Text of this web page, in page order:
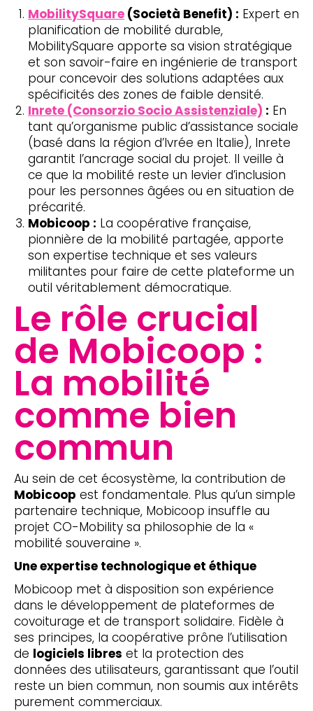
MobilitySquare (Società Benefit) : Expert en
planification de mobilité durable,
MobilitySquare apporte sa vision stratégique
et son savoir-faire en ingénierie de transport
pour concevoir des solutions adaptées aux
spécificités des zones de faible densité.
Inrete (Consorzio Socio Assistenziale) : En
tant qu’organisme public d’assistance sociale
(basé dans la région d’Ivrée en Italie), Inrete
garantit l’ancrage social du projet. Il veille à
ce que la mobilité reste un levier d’inclusion
pour les personnes âgées ou en situation de
précarité.
Mobicoop : La coopérative française,
pionnière de la mobilité partagée, apporte
son expertise technique et ses valeurs
militantes pour faire de cette plateforme un
outil véritablement démocratique.
Le rôle crucial
de Mobicoop :
La mobilité
comme bien
commun
Au sein de cet écosystème, la contribution de
Mobicoop est fondamentale. Plus qu’un simple
partenaire technique, Mobicoop insuffle au
projet CO-Mobility sa philosophie de la «
mobilité souveraine ».
Une expertise technologique et éthique
Mobicoop met à disposition son expérience
dans le développement de plateformes de
covoiturage et de transport solidaire. Fidèle à
ses principes, la coopérative prône l’utilisation
de logiciels libres et la protection des
données des utilisateurs, garantissant que l’outil
reste un bien commun, non soumis aux intérêts
purement commerciaux.